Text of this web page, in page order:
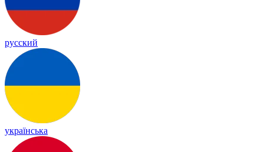
русский
українська